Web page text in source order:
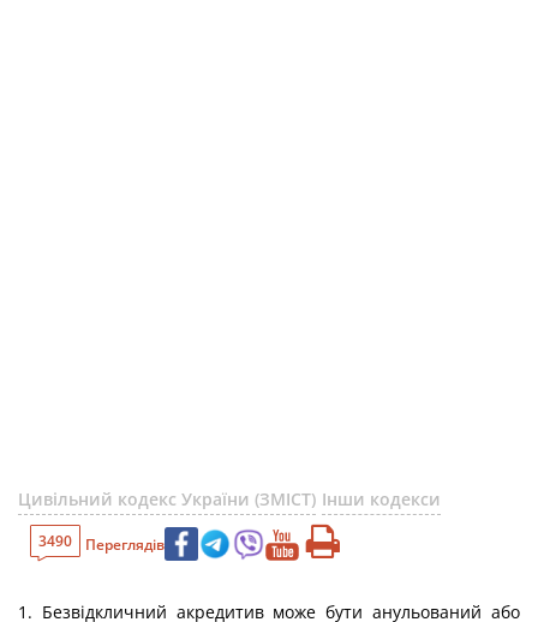
Цивільний кодекс України (ЗМІСТ) Інши кодекси
3490 Переглядів
1. Безвідкличний акредитив може бути анульований або